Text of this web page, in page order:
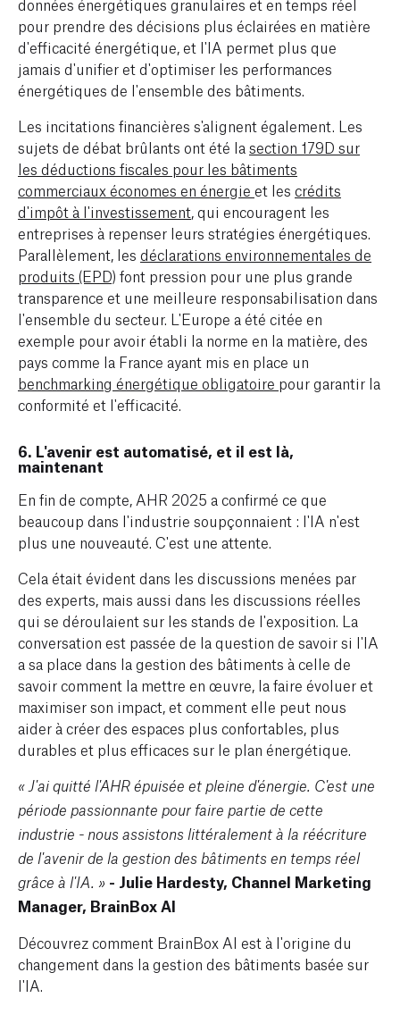
pour prendre des décisions plus éclairées en matière
d'efficacité énergétique, et l'IA permet plus que
jamais d'unifier et d'optimiser les performances
énergétiques de l'ensemble des bâtiments.
Les incitations financières s'alignent également. Les
sujets de débat brûlants ont été la section 179D sur
les déductions fiscales pour les bâtiments
commerciaux économes en énergie et les crédits
d'impôt à l'investissement , qui encouragent les
entreprises à repenser leurs stratégies énergétiques.
Parallèlement, les déclarations environnementales de
produits (EPD) font pression pour une plus grande
transparence et une meilleure responsabilisation dans
l'ensemble du secteur. L'Europe a été citée en
exemple pour avoir établi la norme en la matière, des
pays comme la France ayant mis en place un
benchmarking énergétique obligatoire pour garantir la
conformité et l'efficacité.
6. L'avenir est automatisé, et il est là,
maintenant
En fin de compte, AHR 2025 a confirmé ce que
beaucoup dans l'industrie soupçonnaient : l'IA n'est
plus une nouveauté. C'est une attente.
Cela était évident dans les discussions menées par
des experts, mais aussi dans les discussions réelles
qui se déroulaient sur les stands de l'exposition. La
conversation est passée de la question de savoir si l'IA
a sa place dans la gestion des bâtiments à celle de
savoir comment la mettre en œuvre, la faire évoluer et
maximiser son impact, et comment elle peut nous
aider à créer des espaces plus confortables, plus
durables et plus efficaces sur le plan énergétique.
« J'ai quitté l'AHR épuisée et pleine d'énergie. C'est une
période passionnante pour faire partie de cette
industrie - nous assistons littéralement à la réécriture
de l'avenir de la gestion des bâtiments en temps réel
grâce à l'IA. » - Julie Hardesty, Channel Marketing
Manager, BrainBox AI
Découvrez comment BrainBox AI est à l'origine du
changement dans la gestion des bâtiments basée sur
l'IA.